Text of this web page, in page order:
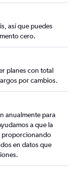
así que puedes
cero.
planes con total
por cambios.
anualmente para
a que la
proporcionando
en datos que